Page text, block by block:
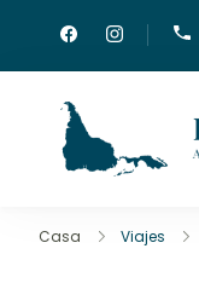
Casa Viajes